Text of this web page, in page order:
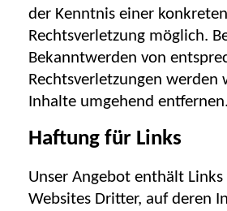
der Kenntnis einer konkreten
Rechtsverletzung möglich.
Bekanntwerden von
Rechtsverletzungen werden
Inhalte umgehend entfernen.
Haftung für Links
Unser Angebot enthält Links
Websites Dritter, auf deren